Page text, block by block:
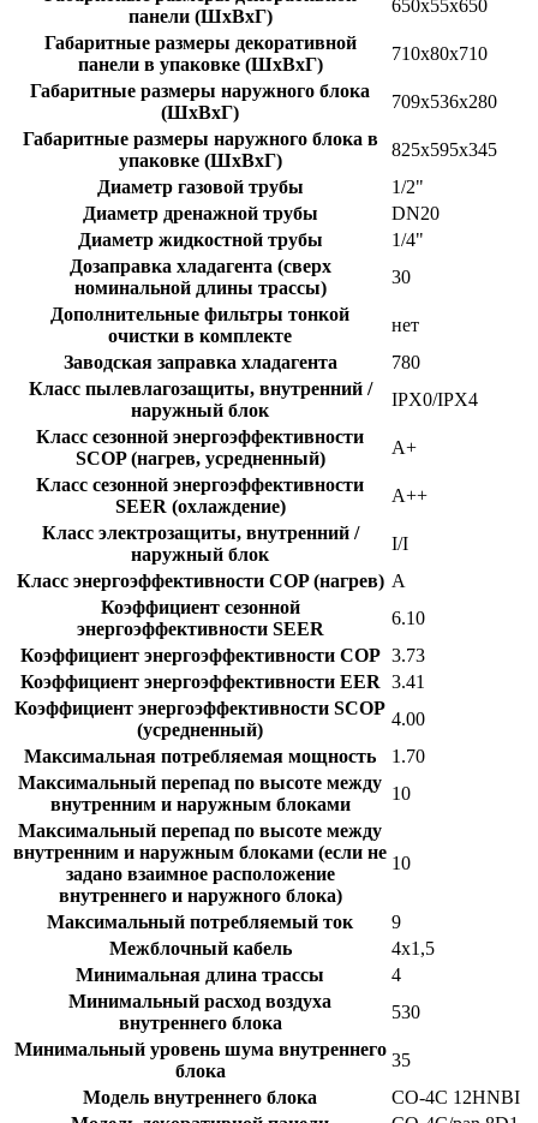
панели (ШxВxГ)
650x55x650
Габаритные размеры декоративной
панели в упаковке (ШxВxГ)
710x80x710
Габаритные размеры наружного блока
(ШxВxГ)
709x536x280
Габаритные размеры наружного блока в
упаковке (ШxВxГ)
825x595x345
Диаметр газовой трубы
1/2"
Диаметр дренажной трубы
DN20
Диаметр жидкостной трубы
1/4"
Дозаправка хладагента (сверх
номинальной длины трассы)
30
Дополнительные фильтры тонкой
очистки в комплекте
нет
Заводская заправка хладагента
780
Класс пылевлагозащиты, внутренний /
наружный блок
IPX0/IPX4
Класс сезонной энергоэффективности
SCOP (нагрев, усредненный)
A+
Класс сезонной энергоэффективности
SEER (охлаждение)
A++
Класс электрозащиты, внутренний /
наружный блок
I/I
Класс энергоэффективности COP (нагрев) A
Коэффициент сезонной
энергоэффективности SEER
6.10
Коэффициент энергоэффективности COP 3.73
Коэффициент энергоэффективности EER 3.41
Коэффициент энергоэффективности SCOP
(усредненный)
4.00
Максимальная потребляемая мощность
1.70
Максимальный перепад по высоте между
внутренним и наружным блоками
10
Максимальный перепад по высоте между
внутренним и наружным блоками (если не
задано взаимное расположение
внутреннего и наружного блока)
10
Максимальный потребляемый ток
9
Межблочный кабель
4x1,5
Минимальная длина трассы
4
Минимальный расход воздуха
внутреннего блока
530
Минимальный уровень шума внутреннего
блока
35
Модель внутреннего блока
CO-4C 12HNBI